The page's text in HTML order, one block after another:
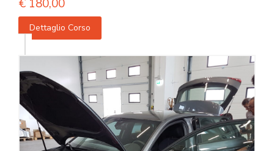
€ 180,00
Dettaglio Corso